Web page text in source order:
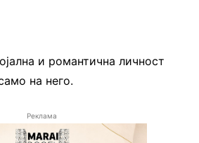
и романтична личност
на него.
Реклама